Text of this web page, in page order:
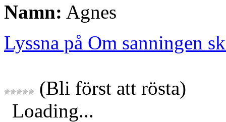
Namn: Agnes
Lyssna på Om sanningen
(Bli först att rösta)
Loading...